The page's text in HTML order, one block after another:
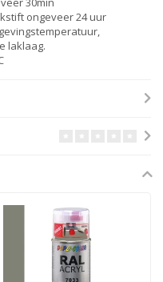
ongeveer 24 uur
laklaag.